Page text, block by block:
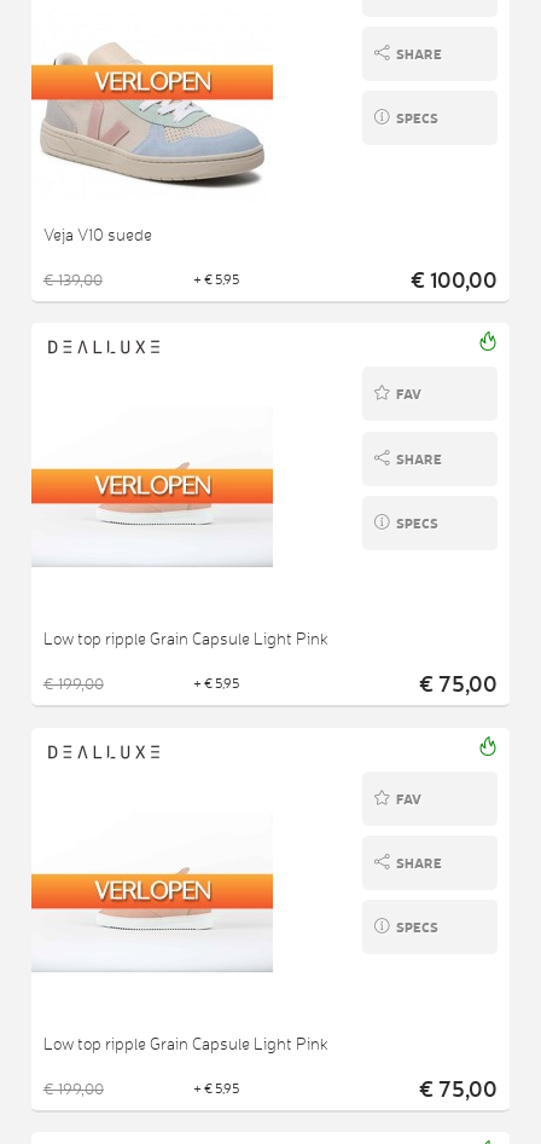
SHARE
SPECS
Veja V10 suede
€ 139,00 + € 5,95 € 100,00
FAV
SHARE
SPECS
Low top ripple Grain Capsule Light Pink
€ 199,00 + € 5,95 € 75,00
FAV
SHARE
SPECS
Low top ripple Grain Capsule Light Pink
€ 199,00 + € 5,95 € 75,00